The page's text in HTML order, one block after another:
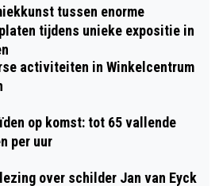
tussen enorme
tijdens unieke expositie in
activiteiten in Winkelcentrum
op komst: tot 65 vallende
per uur
over schilder Jan van Eyck